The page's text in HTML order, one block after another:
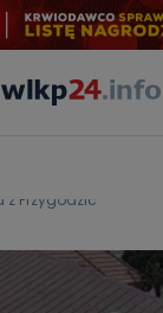
z Przygodzic